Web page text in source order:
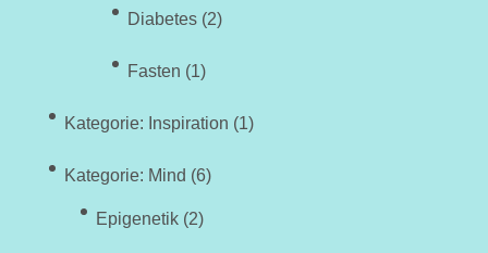
Diabetes(2)
Fasten (1)
Kategorie: Inspiration (1)
Kategorie: Mind (6)
Epigenetik(2)